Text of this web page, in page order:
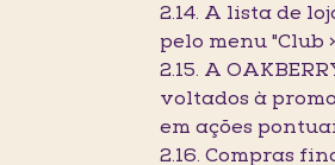
2.14. A lista de
pelo menu "Club
2.15. A
voltados à
em ações
2.16. Compras